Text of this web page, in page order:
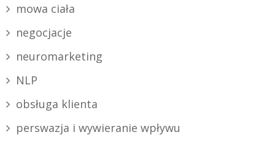
mowa ciała
negocjacje
neuromarketing
NLP
obsługa klienta
perswazja i wywieranie wpływu